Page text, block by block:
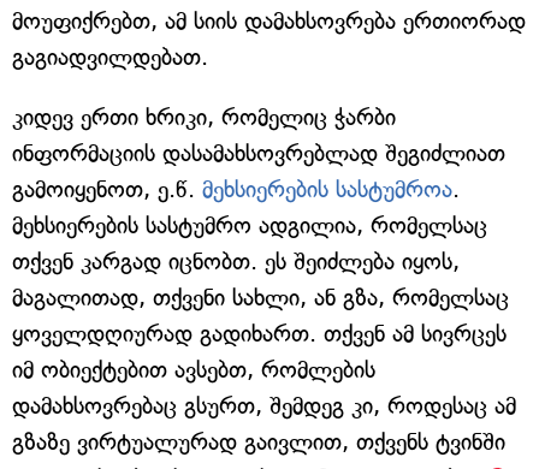
მოუფიქრებთ, ამ სიის დამახსოვრება ერთიორად
გაგიადვილდებათ.
კიდევ ერთი ხრიკი, რომელიც ჭარბი
ინფორმაციის დასამახსოვრებლად შეგიძლიათ
გამოიყენოთ, ე.წ. მეხსიერების სასტუმროა.
მეხსიერების სასტუმრო ადგილია, რომელსაც
თქვენ კარგად იცნობთ. ეს შეიძლება იყოს,
მაგალითად, თქვენი სახლი, ან გზა, რომელსაც
ყოველდღიურად გადიხართ. თქვენ ამ სივრცეს
იმ ობიექტებით ავსებთ, რომლების
დამახსოვრებაც გსურთ, შემდეგ კი, როდესაც ამ
გზაზე ვირტუალურად გაივლით, თქვენს ტვინში